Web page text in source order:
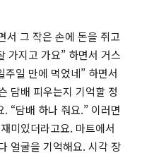
서 그 작은 손에 돈을 쥐고
가지고 가요” 하면서 거스
일 만에 먹었네” 하면서
담배 피우는지 기억할 정
“담배 하나 줘요.” 이러면
미있더라고요. 마트에서
얼굴을 기억해요. 시각 장